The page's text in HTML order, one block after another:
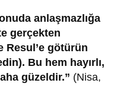
anlaşmazlığa
gerçekten
Resul’e götürün
Bu hem hayırlı,
güzeldir.” (Nisa,